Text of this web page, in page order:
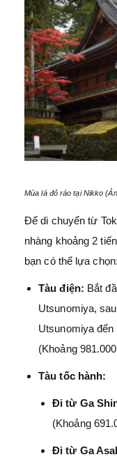
Mùa lá đỏ ráo tại Nikko
Để di chuyển từ
nhàng khoảng 2
bạn có thể lựa chọn:
Tàu điện: Bắt
Utsunomiya,
Utsunomiya
(Khoảng
Tàu tốc hành:
Đi từ Ga
(Khoảng
Đi từ Ga